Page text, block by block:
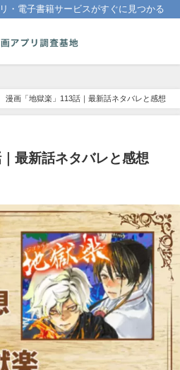
・電子書籍サービスがすぐに見つかる
漫画「地獄楽」113話｜最新話ネタバレと感想
最新話ネタバレと感想